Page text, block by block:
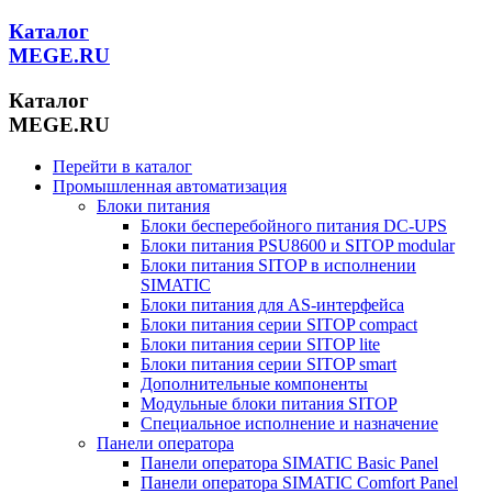
Каталог
MEGE.RU
Каталог
MEGE.RU
Перейти в каталог
Промышленная автоматизация
Блоки питания
Блоки бесперебойного питания DC-UPS
Блоки питания PSU8600 и SITOP modular
Блоки питания SITOP в исполнении
SIMATIC
Блоки питания для AS-интерфейса
Блоки питания серии SITOP compact
Блоки питания серии SITOP lite
Блоки питания серии SITOP smart
Дополнительные компоненты
Модульные блоки питания SITOP
Специальное исполнение и назначение
Панели оператора
Панели оператора SIMATIC Basic Panel
Панели оператора SIMATIC Comfort Panel